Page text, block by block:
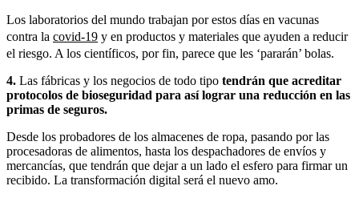
Los laboratorios del mundo trabajan por estos días en vacunas
contra la covid-19 y en productos y materiales que ayuden a reducir
el riesgo. A los científicos, por fin, parece que les ‘pararán’ bolas.
4. Las fábricas y los negocios de todo tipo tendrán que acreditar
protocolos de bioseguridad para así lograr una reducción en las
primas de seguros.
Desde los probadores de los almacenes de ropa, pasando por las
procesadoras de alimentos, hasta los despachadores de envíos y
mercancías, que tendrán que dejar a un lado el esfero para firmar un
recibido. La transformación digital será el nuevo amo.